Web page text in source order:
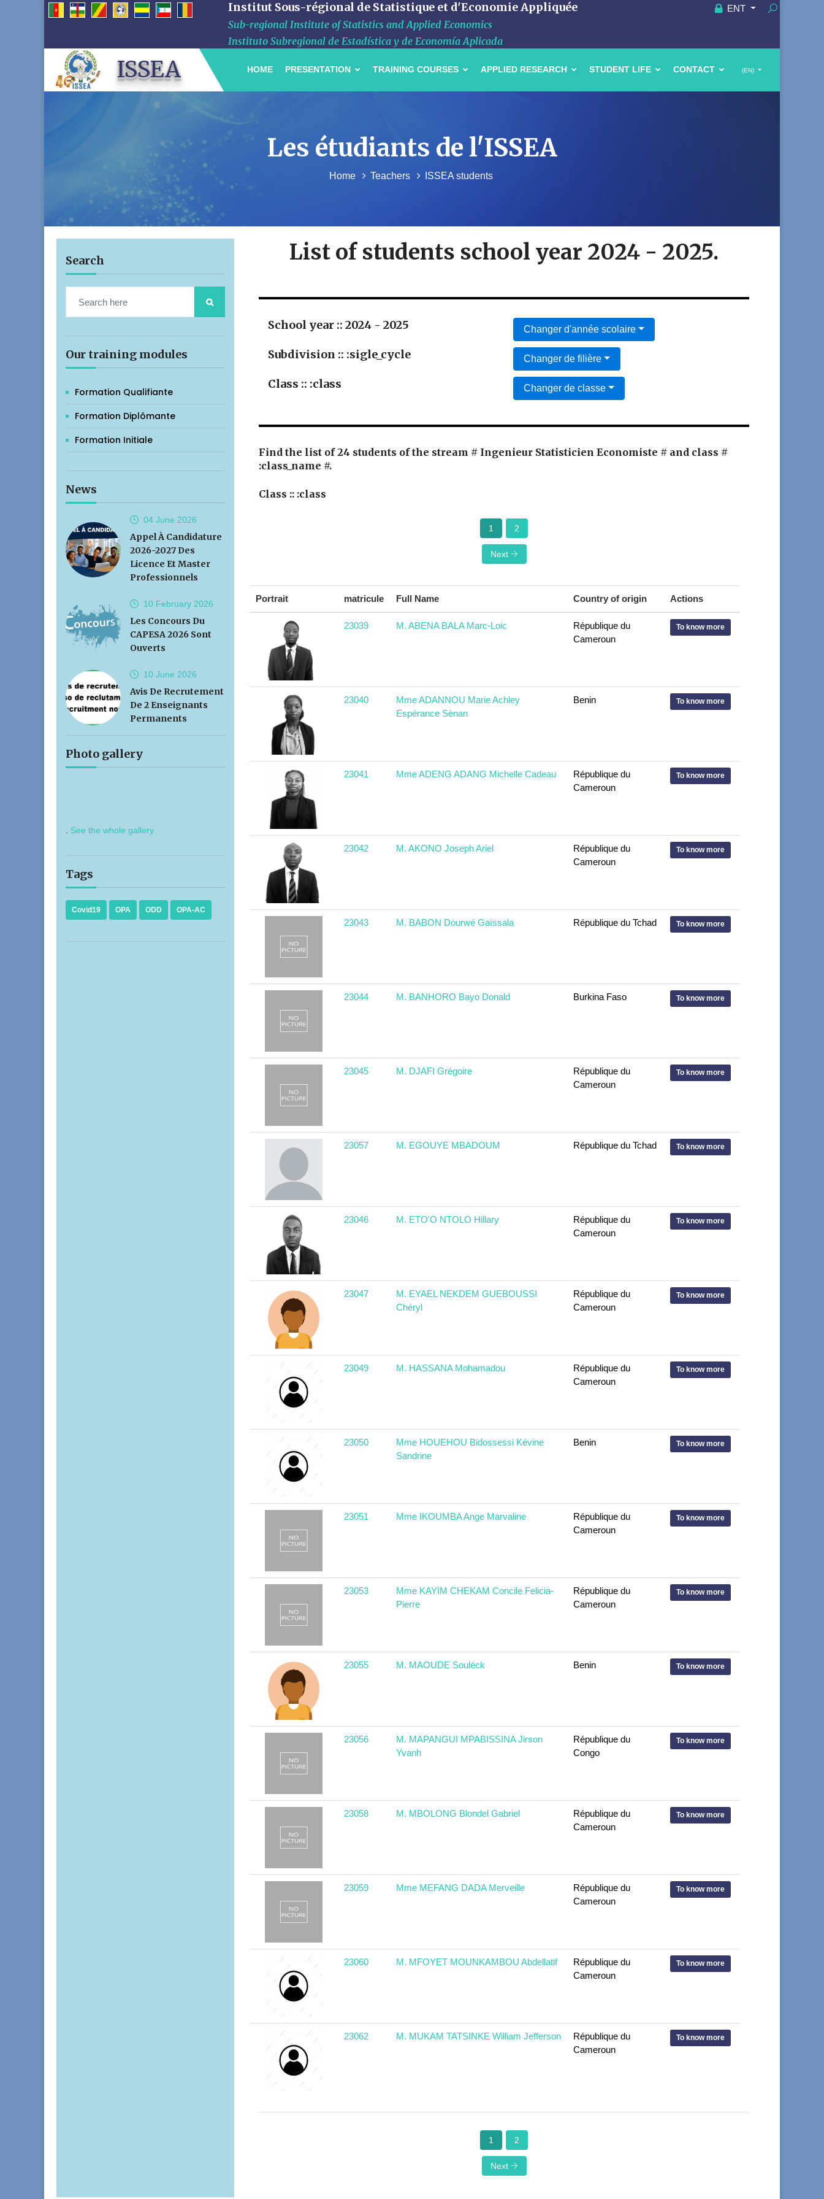
Institut Sous-régional de Statistique et d'Economie Appliquée
Sub-regional Institute of Statistics and Applied Economics
Instituto Subregional de Estadística y de Economía Aplicada
ENT
ISSEA (EN)
HOME PRESENTATION TRAINING COURSES APPLIED RESEARCH STUDENT LIFE CONTACT
Les étudiants de l'ISSEA
Home Teachers ISSEA students
Search
Our training modules
Formation Qualifiante
Formation Diplômante
Formation Initiale
News
04 June 2026
Appel À Candidature
2026-2027 Des
Licence Et Master
Professionnels
10 February 2026
Les Concours Du
CAPESA 2026 Sont
Ouverts
10 June 2026
Avis De Recrutement
De 2 Enseignants
Permanents
Photo gallery
See the whole gallery
Tags
Covid19 OPA ODD OPA-AC
List of students school year 2024 - 2025.
School year :: 2024 - 2025 Changer d'année scolaire
Subdivision :: :sigle_cycle Changer de filière
Class :: :class Changer de classe
Find the list of 24 students of the stream # Ingenieur Statisticien Economiste # and class #
:class_name #.
Class :: :class
1 2
Next
Portrait matricule Full Name Country of origin Actions
23039 M. ABENA BALA Marc-Loic
République du
Cameroun
To know more
23040
Mme ADANNOU Marie Achley
Espérance Sènan
Benin To know more
23041 Mme ADENG ADANG Michelle Cadeau
République du
Cameroun
To know more
23042 M. AKONO Joseph Ariel
République du
Cameroun
To know more
23043 M. BABON Dourwé Gaïssala République du Tchad To know more
23044 M. BANHORO Bayo Donald Burkina Faso To know more
23045 M. DJAFI Grégoire
République du
Cameroun
To know more
23057 M. EGOUYE MBADOUM République du Tchad To know more
23046 M. ETO'O NTOLO Hillary
République du
Cameroun
To know more
23047
M. EYAEL NEKDEM GUEBOUSSI
Chéryl
République du
Cameroun
To know more
23049 M. HASSANA Mohamadou
République du
Cameroun
To know more
23050
Mme HOUEHOU Bidossessi Kévine
Sandrine
Benin To know more
23051 Mme IKOUMBA Ange Marvaline
République du
Cameroun
To know more
23053
Mme KAYIM CHEKAM Concile Felicia-
Pierre
République du
Cameroun
To know more
23055 M. MAOUDE Souléck Benin To know more
23056
M. MAPANGUI MPABISSINA Jirson
Yvanh
République du
Congo
To know more
23058 M. MBOLONG Blondel Gabriel
République du
Cameroun
To know more
23059 Mme MEFANG DADA Merveille
République du
Cameroun
To know more
23060 M. MFOYET MOUNKAMBOU Abdellatif
République du
Cameroun
To know more
23062 M. MUKAM TATSINKE William Jefferson
République du
Cameroun
To know more
1 2
Next